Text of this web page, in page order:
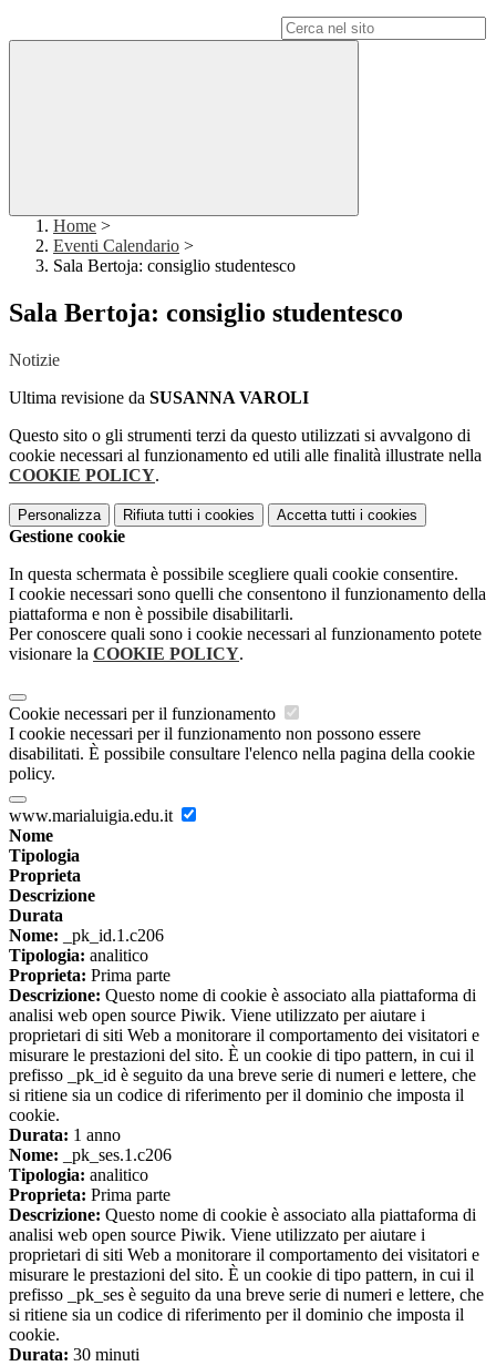
Home >
Eventi Calendario >
Sala Bertoja: consiglio studentesco
Sala Bertoja: consiglio studentesco
Notizie
Ultima revisione da SUSANNA VAROLI
Questo sito o gli strumenti terzi da questo utilizzati si avvalgono di
cookie necessari al funzionamento ed utili alle finalità illustrate nella
COOKIE POLICY.
Personalizza Rifiuta tutti i cookies Accetta tutti i cookies
Gestione cookie
In questa schermata è possibile scegliere quali cookie consentire.
I cookie necessari sono quelli che consentono il funzionamento della
piattaforma e non è possibile disabilitarli.
Per conoscere quali sono i cookie necessari al funzionamento potete
visionare la COOKIE POLICY.
Cookie necessari per il funzionamento
I cookie necessari per il funzionamento non possono essere
disabilitati. È possibile consultare l'elenco nella pagina della cookie
policy.
www.marialuigia.edu.it
Nome
Tipologia
Proprieta
Descrizione
Durata
Nome: _pk_id.1.c206
Tipologia: analitico
Proprieta: Prima parte
Descrizione: Questo nome di cookie è associato alla piattaforma di
analisi web open source Piwik. Viene utilizzato per aiutare i
proprietari di siti Web a monitorare il comportamento dei visitatori e
misurare le prestazioni del sito. È un cookie di tipo pattern, in cui il
prefisso _pk_id è seguito da una breve serie di numeri e lettere, che
si ritiene sia un codice di riferimento per il dominio che imposta il
cookie.
Durata: 1 anno
Nome: _pk_ses.1.c206
Tipologia: analitico
Proprieta: Prima parte
Descrizione: Questo nome di cookie è associato alla piattaforma di
analisi web open source Piwik. Viene utilizzato per aiutare i
proprietari di siti Web a monitorare il comportamento dei visitatori e
misurare le prestazioni del sito. È un cookie di tipo pattern, in cui il
prefisso _pk_ses è seguito da una breve serie di numeri e lettere, che
si ritiene sia un codice di riferimento per il dominio che imposta il
cookie.
Durata: 30 minuti